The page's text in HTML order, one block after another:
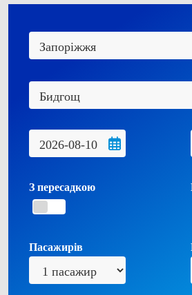
З пересадкою
Пасажирів